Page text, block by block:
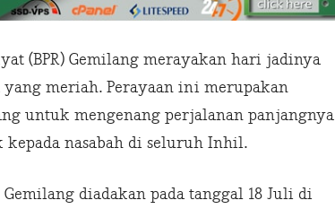
(BPR) Gemilang merayakan hari jadinya
meriah. Perayaan ini merupakan
untuk mengenang perjalanan panjangnya
nasabah di seluruh Inhil.
diadakan pada tanggal 18 Juli di